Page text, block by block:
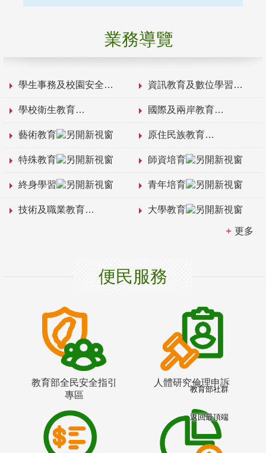
業務導覽
學生事務及校園安全 資訊教育及數位學習
學校衛生教育 國際及兩岸教育
藝術教育 原住民族教育
特殊教育 師資培育
終身學習 青年培育
技術及職業教育 大學教育
更多
便民服務
教育部全民安全指引
專區
人體研究倫理申訴
教育部社群
返回最頂端